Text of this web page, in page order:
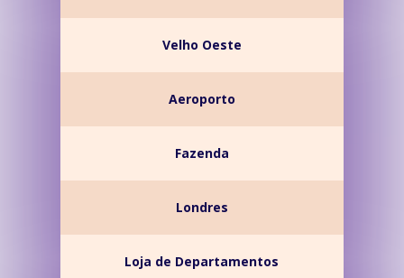
Velho Oeste
Aeroporto
Fazenda
Londres
Loja de Departamentos